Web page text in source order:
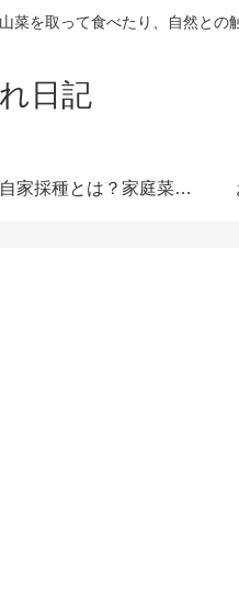
を取って食べたり、自然との
日記
自家採種とは？家庭菜園で種をつなぐという選択